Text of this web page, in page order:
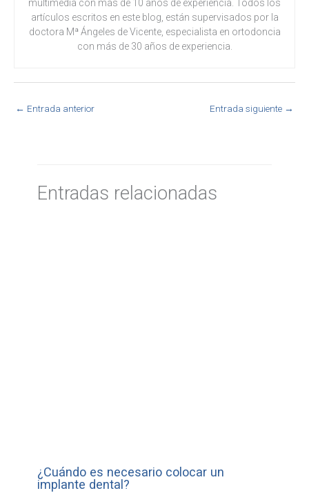
multimedia con más de 10 años de experiencia. Todos los
artículos escritos en este blog, están supervisados por la
doctora Mª Ángeles de Vicente, especialista en ortodoncia
con más de 30 años de experiencia.
← Entrada anterior Entrada siguiente →
Entradas relacionadas
¿Cuándo es necesario colocar un
implante dental?